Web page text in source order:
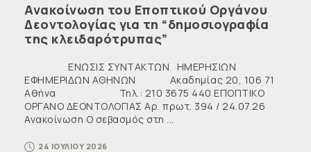
Ανακοίνωση του Εποπτικού Οργάνου
Δεοντολογίας για τη “δημοσιογραφία
της κλειδαρότρυπας”
ΕΝΩΣΙΣ ΣΥΝΤΑΚΤΩΝ ΗΜΕΡΗΣΙΩΝ
ΕΦΗΜΕΡΙΔΩΝ ΑΘΗΝΩΝ Ακαδημίας 20, 106 71
Αθήνα Τηλ.: 210 3675 440 ΕΠΟΠΤΙΚΟ
ΟΡΓΑΝΟ ΔΕΟΝΤΟΛΟΓΙΑΣ Αρ. πρωτ. 394 / 24.07.26
Ανακοίνωση Ο σεβασμός στη ...
24 ΙΟΥΛΙΟΥ 2026